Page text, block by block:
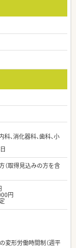
科、消化器科、歯科、小
（取得見込みの方を含
円
変形労働時間制（週平